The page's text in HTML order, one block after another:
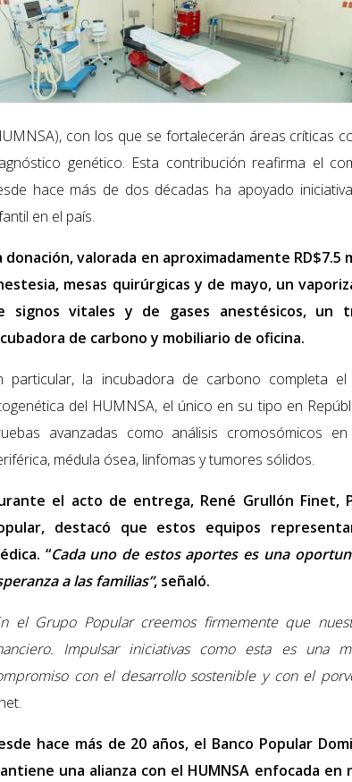
con los que se fortalecerán áreas críticas
genético. Esta contribución reafirma el
hace más de dos décadas ha apoyado
en el país.
donación, valorada en aproximadamente RD$7.5
mesas quirúrgicas y de mayo, un
signos vitales y de gases anestésicos, un
de carbono y mobiliario de oficina.
particular, la incubadora de carbono completa
del HUMNSA, el único en su tipo en
avanzadas como análisis cromosómicos
médula ósea, linfomas y tumores sólidos.
el acto de entrega, René Grullón Finet,
destacó que estos equipos
“Cada uno de estos aportes es una
a las familias”, señaló.
el Grupo Popular creemos firmemente que
Impulsar iniciativas como esta es una
con el desarrollo sostenible y con el
hace más de 20 años, el Banco Popular
una alianza con el HUMNSA enfocada